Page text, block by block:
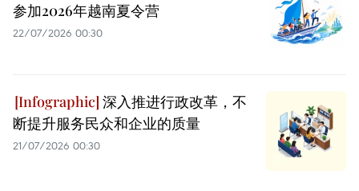
参加2026年越南夏令营
22/07/2026 00:30
深入推进行政改革，不
断提升服务民众和企业的质量
21/07/2026 00:30